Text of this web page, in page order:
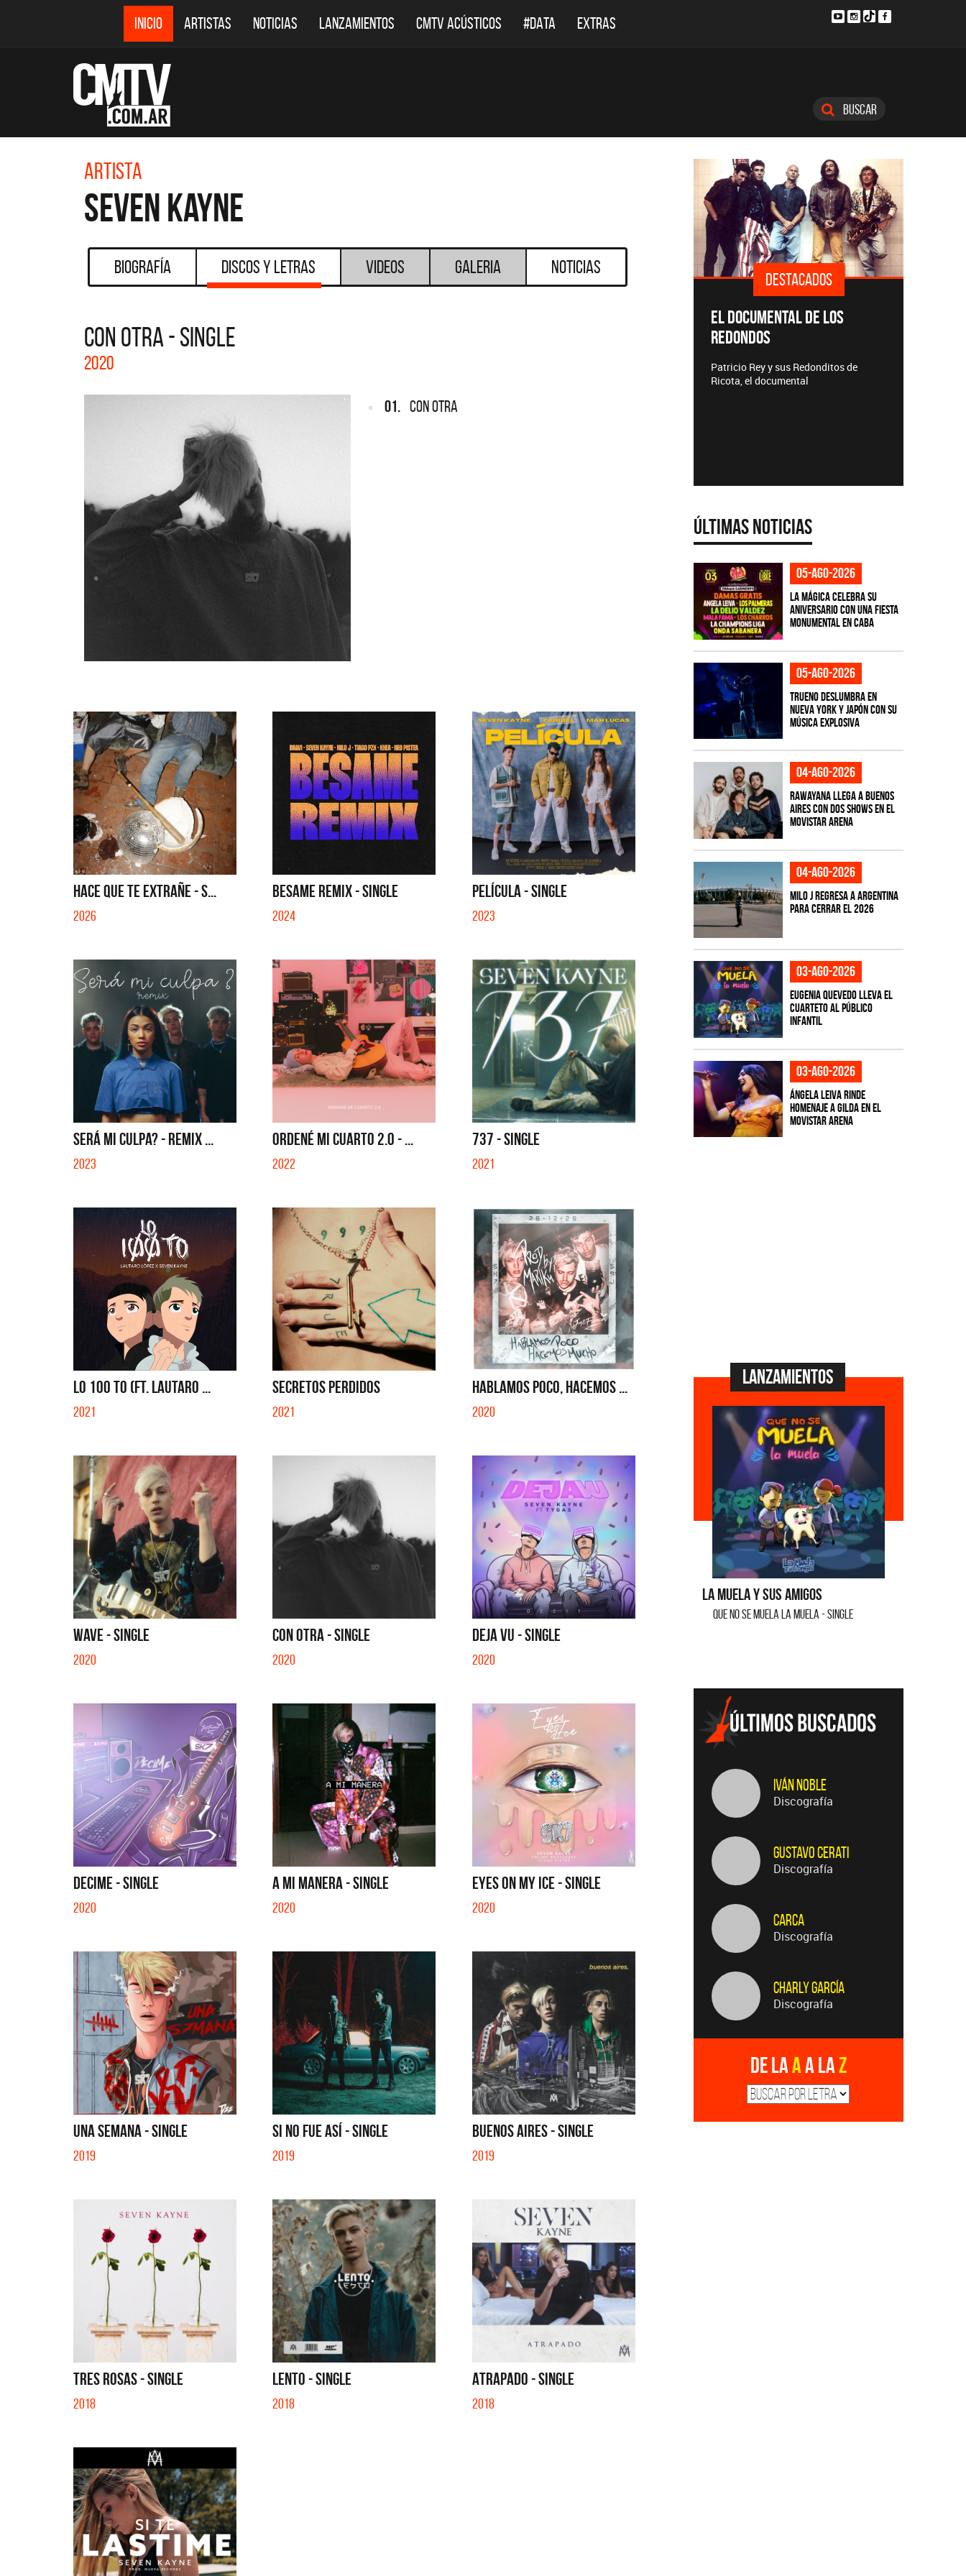
INICIO ARTISTAS NOTICIAS LANZAMIENTOS CMTV ACÚSTICOS #DATA EXTRAS
Buscar
Artista
Seven Kayne
Biografía Discos y Letras Videos Galeria Noticias
CON OTRA - SINGLE
2020
01. CON OTRA
HACE QUE TE EXTRAÑE - S...
2026
BESAME REMIX - SINGLE
2024
PELÍCULA - SINGLE
2023
SERÁ MI CULPA? - REMIX ...
2023
ORDENÉ MI CUARTO 2.0 - ...
2022
737 - SINGLE
2021
LO 100 TO (FT. LAUTARO ...
2021
SECRETOS PERDIDOS
2021
HABLAMOS POCO, HACEMOS ...
2020
WAVE - SINGLE
2020
CON OTRA - SINGLE
2020
DEJA VU - SINGLE
2020
DECIME - SINGLE
2020
A MI MANERA - SINGLE
2020
EYES ON MY ICE - SINGLE
2020
UNA SEMANA - SINGLE
2019
SI NO FUE ASÍ - SINGLE
2019
BUENOS AIRES - SINGLE
2019
TRES ROSAS - SINGLE
2018
LENTO - SINGLE
2018
ATRAPADO - SINGLE
2018
DESTACADOS DESTACADOS DESTACADOS
EL DOCUMENTAL DE LOS
REDONDOS
Patricio Rey y sus Redonditos de
Ricota, el documental
Últimas Noticias
05-ago-2026
La Mágica celebra su
aniversario con una fiesta
monumental en CABA
05-ago-2026
TRUENO deslumbra en
Nueva York y Japón con su
música explosiva
04-ago-2026
Rawayana llega a Buenos
Aires con dos shows en el
Movistar Arena
04-ago-2026
Milo J regresa a Argentina
para cerrar el 2026
03-ago-2026
Eugenia Quevedo lleva el
cuarteto al público
infantil
03-ago-2026
Ángela Leiva rinde
homenaje a Gilda en el
Movistar Arena
Lanzamientos
La Muela y Sus Amigos
QUE NO SE MUELA LA MUELA - SINGLE
La Muela y Sus Amigos
QUE NO SE MUELA LA MUELA - SINGLE
Iván Noble
Discografía
Gustavo Cerati
Discografía
Carca
Discografía
Charly García
Discografía
De laAa laZ